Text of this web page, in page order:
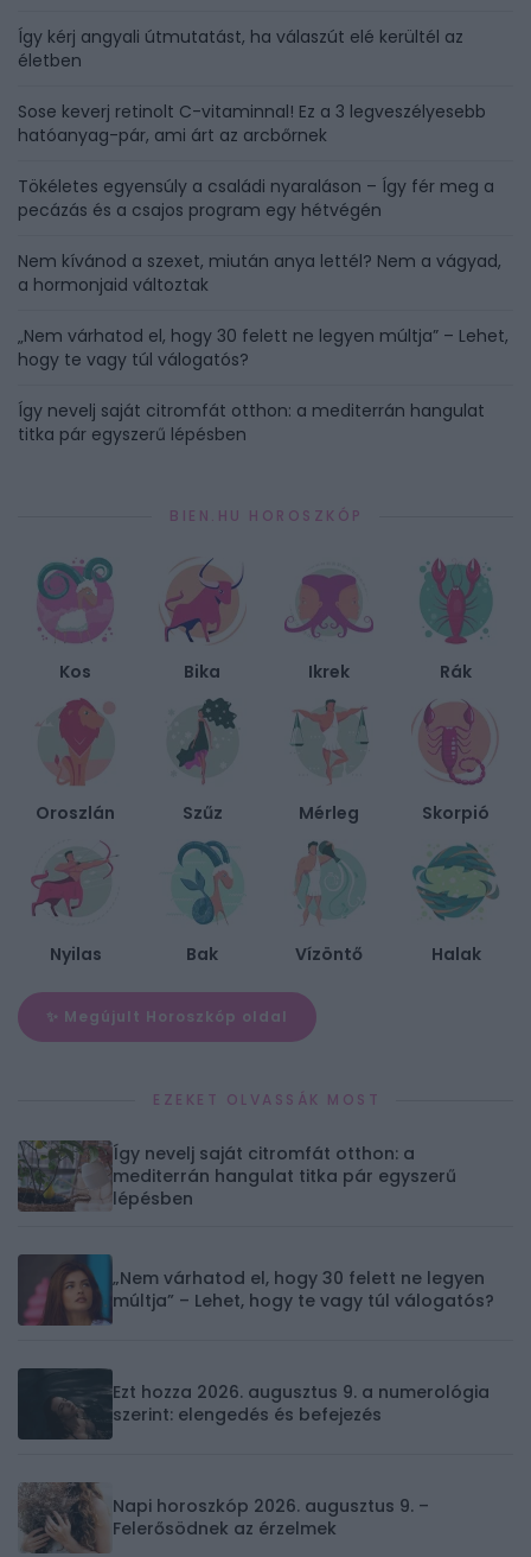
Így kérj angyali útmutatást, ha válaszút elé kerültél az
életben
Sose keverj retinolt C-vitaminnal! Ez a 3 legveszélyesebb
hatóanyag-pár, ami árt az arcbőrnek
Tökéletes egyensúly a családi nyaraláson – Így fér meg a
pecázás és a csajos program egy hétvégén
Nem kívánod a szexet, miután anya lettél? Nem a vágyad,
a hormonjaid változtak
„Nem várhatod el, hogy 30 felett ne legyen múltja” – Lehet,
hogy te vagy túl válogatós?
Így nevelj saját citromfát otthon: a mediterrán hangulat
titka pár egyszerű lépésben
BIEN.HU HOROSZKÓP
Kos Bika Ikrek Rák
Oroszlán Szűz Mérleg Skorpió
Nyilas Bak Vízöntő Halak
✨ Megújult Horoszkóp oldal
EZEKET OLVASSÁK MOST
Így nevelj saját citromfát otthon: a
mediterrán hangulat titka pár egyszerű
lépésben
„Nem várhatod el, hogy 30 felett ne legyen
múltja” – Lehet, hogy te vagy túl válogatós?
Ezt hozza 2026. augusztus 9. a numerológia
szerint: elengedés és befejezés
Napi horoszkóp 2026. augusztus 9. –
Felerősödnek az érzelmek